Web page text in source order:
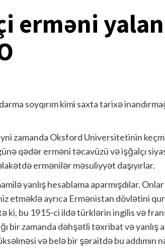
erməni
soyqırım kimi saxta tarixə
zamanda Oksford Universitetinin
qədər erməni təcavüzü və işğalçı
ermənilər məsuliyyət daşıyırlar.
yanlış hesablama aparmışdılar.
etməklə ayrıca Ermənistan dövlətini
ki, bu 1915-ci ildə türklərin ingilis və
bir zamanda dəhşətli təxribat və yanlış
və belə bir şəraitdə bu addımın